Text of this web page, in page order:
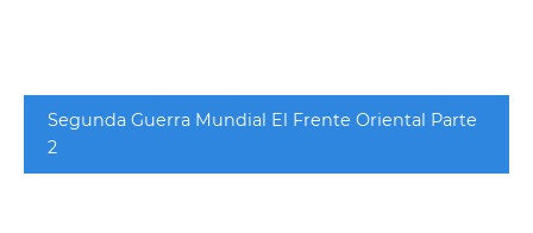
Segunda Guerra Mundial El Frente Oriental Parte
2